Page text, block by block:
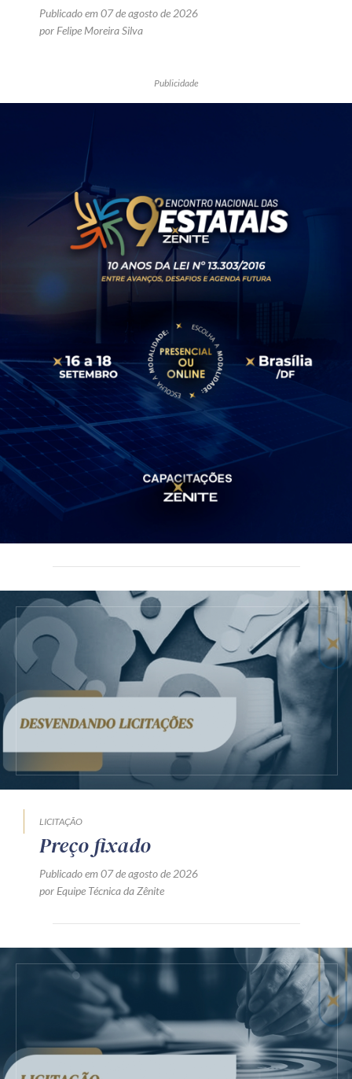
Publicado em 07 de agosto de 2026
por Felipe Moreira Silva
Publicidade
LICITAÇÃO
Preço fixado
Publicado em 07 de agosto de 2026
por Equipe Técnica da Zênite